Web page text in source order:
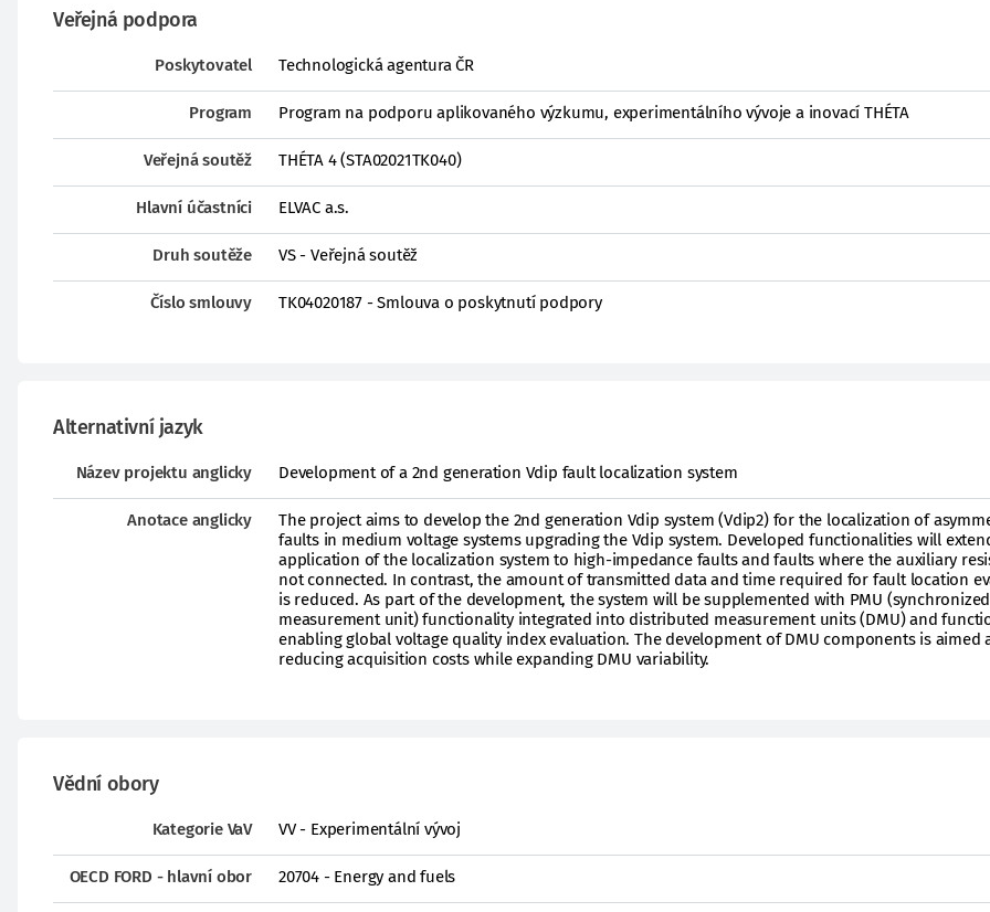
Veřejná podpora
Poskytovatel Technologická agentura ČR
Program Program na podporu aplikovaného výzkumu, experimentálního vývoje a inovací THÉTA
Veřejná soutěž THÉTA 4 (STA02021TK040)
Hlavní účastníci ELVAC a.s.
Druh soutěže VS - Veřejná soutěž
Číslo smlouvy TK04020187 - Smlouva o poskytnutí podpory
Alternativní jazyk
Název projektu anglicky Development of a 2nd generation Vdip fault localization system
Anotace anglicky
The project aims to develop the 2nd generation Vdip system (Vdip2) for the localization of
faults in medium voltage systems upgrading the Vdip system. Developed functionalities will
application of the localization system to high-impedance faults and faults where the auxiliary
not connected. In contrast, the amount of transmitted data and time required for fault location
is reduced. As part of the development, the system will be supplemented with PMU
measurement unit) functionality integrated into distributed measurement units (DMU) and
enabling global voltage quality index evaluation. The development of DMU components is aimed
reducing acquisition costs while expanding DMU variability.
Vědní obory
Kategorie VaV VV - Experimentální vývoj
OECD FORD - hlavní obor 20704 - Energy and fuels